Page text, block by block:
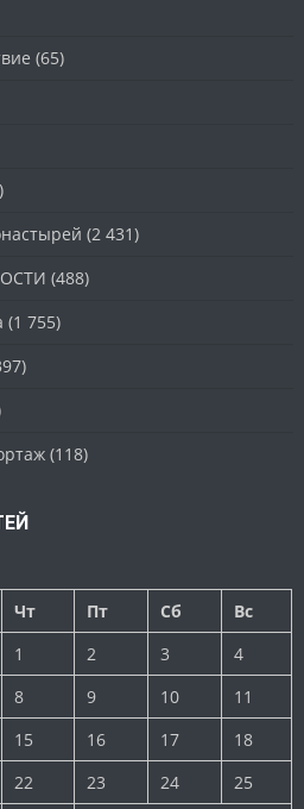
(65)
(2 431)
(488)
(1 755)
(118)
Чт Пт Сб
Вс
1
2 3
4
8 9 10
11
15 16 17
18
22 23 24 25